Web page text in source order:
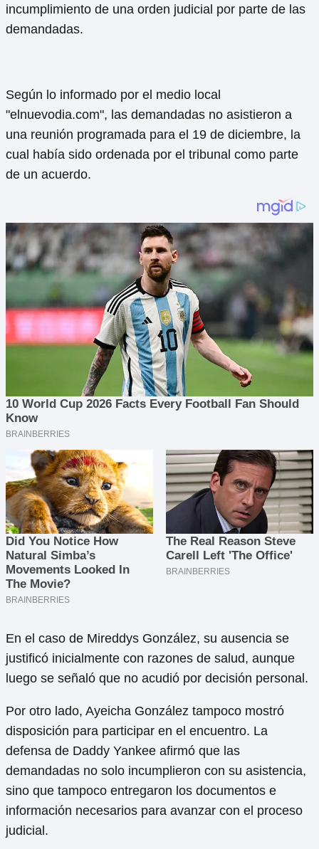
incumplimiento de una orden judicial por parte de las
demandadas.
Según lo informado por el medio local
"elnuevodia.com", las demandadas no asistieron a
una reunión programada para el 19 de diciembre, la
cual había sido ordenada por el tribunal como parte
de un acuerdo.
En el caso de Mireddys González, su ausencia se
justificó inicialmente con razones de salud, aunque
luego se señaló que no acudió por decisión personal.
Por otro lado, Ayeicha González tampoco mostró
disposición para participar en el encuentro. La
defensa de Daddy Yankee afirmó que las
demandadas no solo incumplieron con su asistencia,
sino que tampoco entregaron los documentos e
información necesarios para avanzar con el proceso
judicial.